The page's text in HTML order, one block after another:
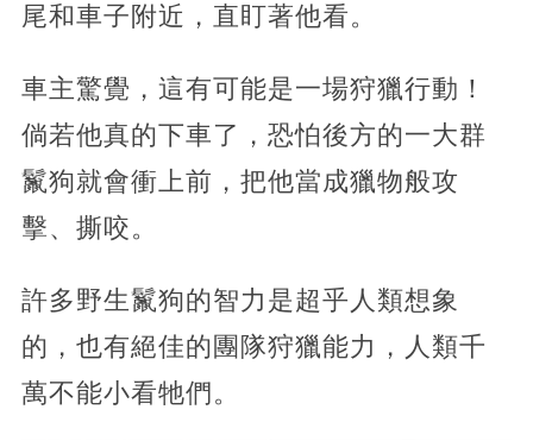
尾和車子附近，直盯著他看。
車主驚覺，這有可能是一場狩獵行動！
倘若他真的下車了，恐怕後方的一大群
鬣狗就會衝上前，把他當成獵物般攻
擊、撕咬。
許多野生鬣狗的智力是超乎人類想象
的，也有絕佳的團隊狩獵能力，人類千
萬不能小看牠們。